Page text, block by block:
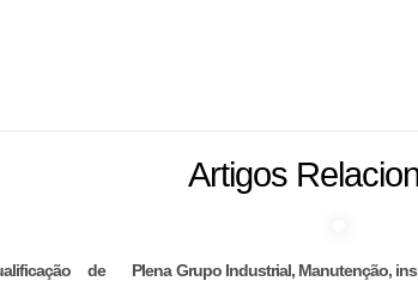
Artigos
de
Plena Grupo Industrial, Manutenção,